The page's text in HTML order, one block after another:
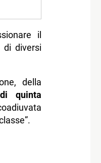
il
di diversi
della
quinta